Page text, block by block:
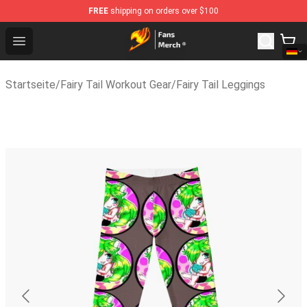
FREE shipping on orders over $100
Open menu
Fairy Tail Store - Official Fairy Tail Merchandise Shop
Startseite/Fairy Tail Workout Gear/Fairy Tail Leggings